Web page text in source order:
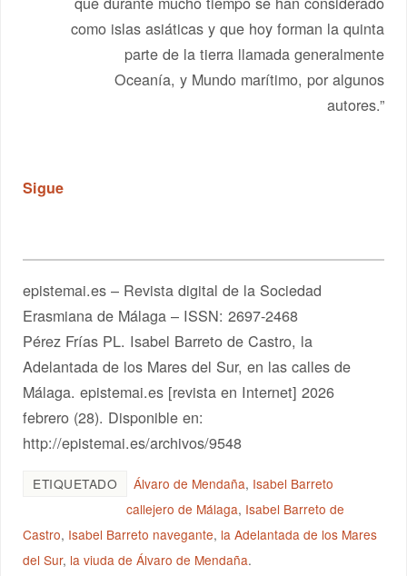
como islas asiáticas y que hoy forman la quinta
parte de la tierra llamada generalmente
Oceanía, y Mundo marítimo, por algunos
autores.”
Sigue
epistemai.es – Revista digital de la Sociedad
Erasmiana de Málaga – ISSN: 2697-2468
Pérez Frías PL. Isabel Barreto de Castro, la
Adelantada de los Mares del Sur, en las calles de
Málaga. epistemai.es [revista en Internet] 2026
febrero (28). Disponible en:
http://epistemai.es/archivos/9548
ETIQUETADO Álvaro de Mendaña, Isabel Barreto
callejero de Málaga, Isabel Barreto de
Castro, Isabel Barreto navegante, la Adelantada de los Mares
del Sur, la viuda de Álvaro de Mendaña.